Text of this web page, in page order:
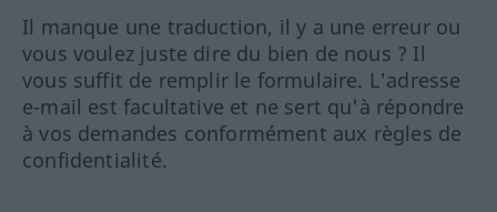
Il manque une traduction, il y a une erreur ou
vous voulez juste dire du bien de nous ? Il
vous suffit de remplir le formulaire. L'adresse
e-mail est facultative et ne sert qu'à répondre
à vos demandes conformément aux règles de
confidentialité.